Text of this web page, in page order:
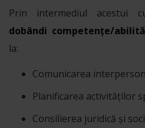
Prin intermediul acestui
dobândi competențe/
la:
Comunicarea
Planificarea activităților
Consilierea juridică și